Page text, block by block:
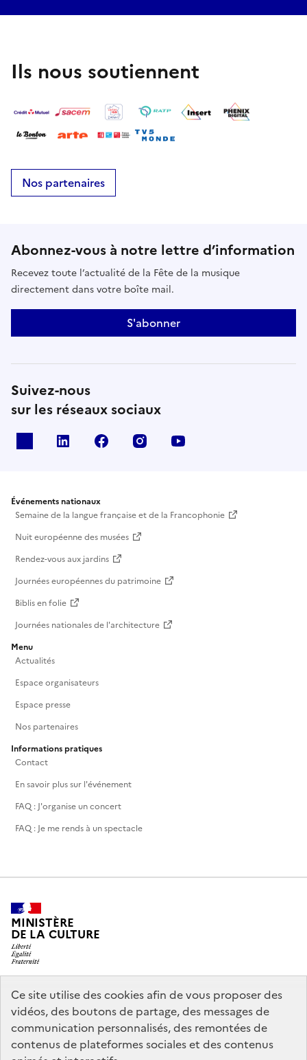
Ce site utilise des cookies afin de vous proposer des
vidéos, des boutons de partage, des messages de
communication personnalisés, des remontées de
contenus de plateformes sociales et des contenus
Ils nous soutiennent
Nos partenaires
Abonnez-vous à notre lettre d’information
Recevez toute l’actualité de la Fête de la musique
directement dans votre boîte mail.
S'abonner
Suivez-nous
sur les réseaux sociaux
Linkedin Facebook Instagram
Événements nationaux
Semaine de la langue française et de la Francophonie
Nuit européenne des musées
Rendez-vous aux jardins
Journées européennes du patrimoine
Biblis en folie
Journées nationales de l'architecture
Menu
Actualités
Espace organisateurs
Espace presse
Nos partenaires
Informations pratiques
Contact
En savoir plus sur l'événement
FAQ : J'organise un concert
FAQ : Je me rends à un spectacle
MINISTÈRE
DE LA CULTURE
legifrance.gouv.fr
info.gouv.fr
service-public.gouv.fr
data.gouv.fr